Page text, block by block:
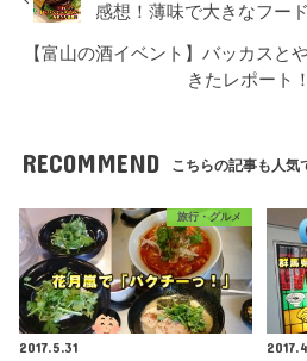
感想！薄味で大きなフー
【富山の酒イベント】バッカスと
きたレポート
RECOMMEND こちらの記事も人気
旅行・グルメ
2017.5.31